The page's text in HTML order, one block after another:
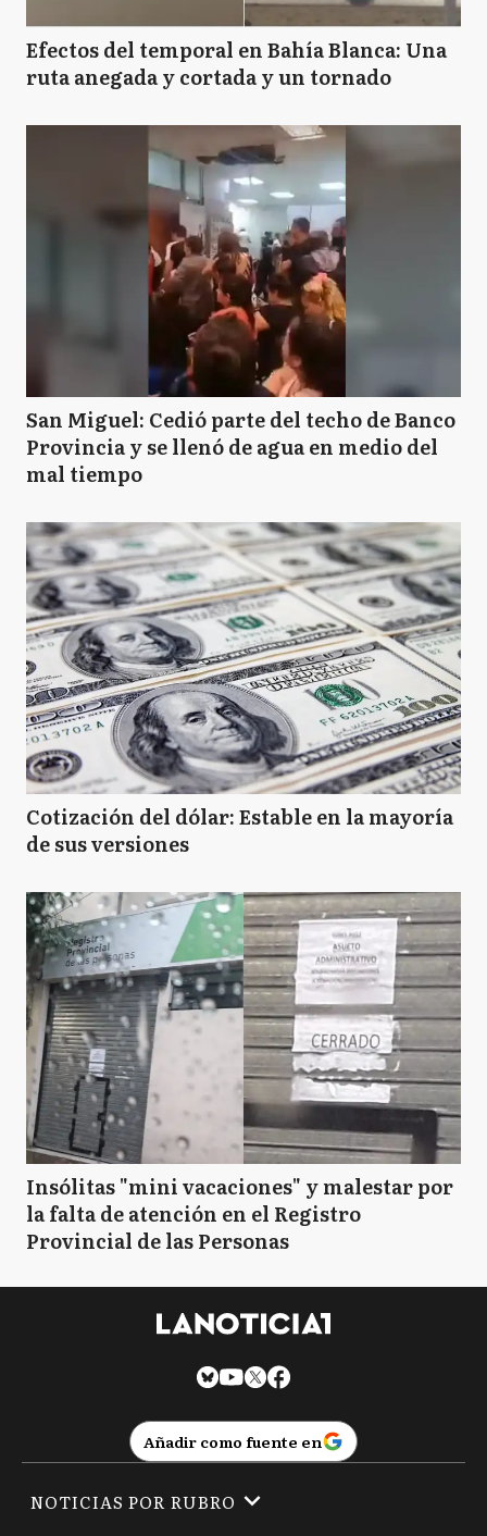
Efectos del temporal en Bahía Blanca: Una
ruta anegada y cortada y un tornado
San Miguel: Cedió parte del techo de Banco
Provincia y se llenó de agua en medio del
mal tiempo
Cotización del dólar: Estable en la mayoría
de sus versiones
Insólitas "mini vacaciones" y malestar por
la falta de atención en el Registro
Provincial de las Personas
Añadir como fuente en
NOTICIAS POR RUBRO